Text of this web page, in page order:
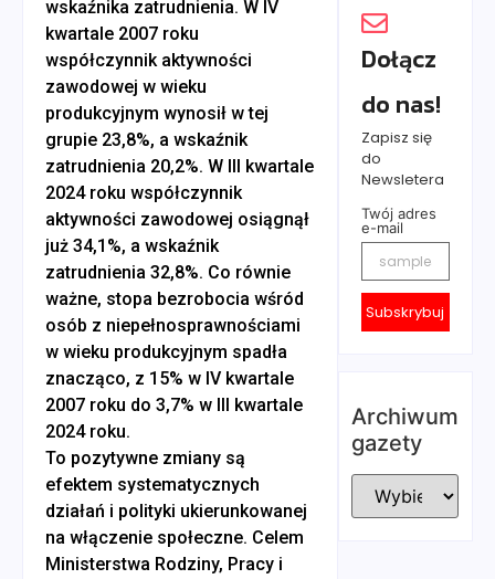
wskaźnika zatrudnienia. W IV
kwartale 2007 roku
współczynnik aktywności
zawodowej w wieku
produkcyjnym wynosił w tej
grupie 23,8%, a wskaźnik
zatrudnienia 20,2%. W III kwartale
2024 roku współczynnik
aktywności zawodowej osiągnął
już 34,1%, a wskaźnik
zatrudnienia 32,8%. Co równie
ważne, stopa bezrobocia wśród
osób z niepełnosprawnościami
w wieku produkcyjnym spadła
znacząco, z 15% w IV kwartale
2007 roku do 3,7% w III kwartale
2024 roku.
To pozytywne zmiany są
efektem systematycznych
działań i polityki ukierunkowanej
na włączenie społeczne. Celem
Ministerstwa Rodziny, Pracy i
Dołącz
do nas!
Zapisz się
do
Newsletera
Twój adres
e-mail
Subskrybuj
Archiwum
gazety